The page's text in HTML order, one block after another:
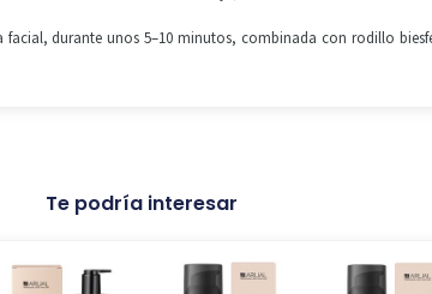
durante unos 5–10 minutos, combinada con rodillo
Te podría interesar